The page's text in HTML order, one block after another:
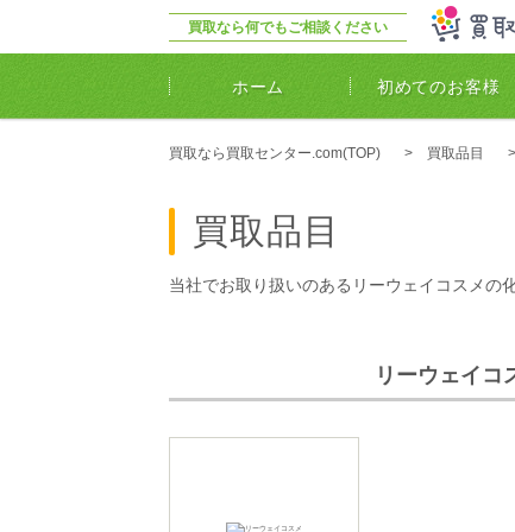
買取なら何でもご相談ください
ホーム 初めてのお客様
買取なら買取センター.com(TOP) 買取品目
買取品目
当社でお取り扱いのあるリーウェイコスメの
リーウェイコ